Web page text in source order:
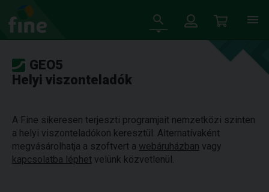
GEO5
Helyi viszonteladók
A Fine sikeresen terjeszti programjait nemzetközi szinten
a helyi viszonteladókon keresztül. Alternatívaként
megvásárolhatja a szoftvert a webáruházban vagy
kapcsolatba léphet velünk közvetlenül.